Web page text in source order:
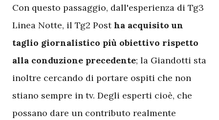
Con questo passaggio, dall'esperienza di Tg3
Linea Notte, il Tg2 Postha acquisito un
taglio giornalistico più obiettivo rispetto
alla conduzione precedente; la Giandotti sta
inoltre cercando di portare ospiti che non
stiano sempre in tv. Degli esperti cioè, che
possano dare un contributo realmente